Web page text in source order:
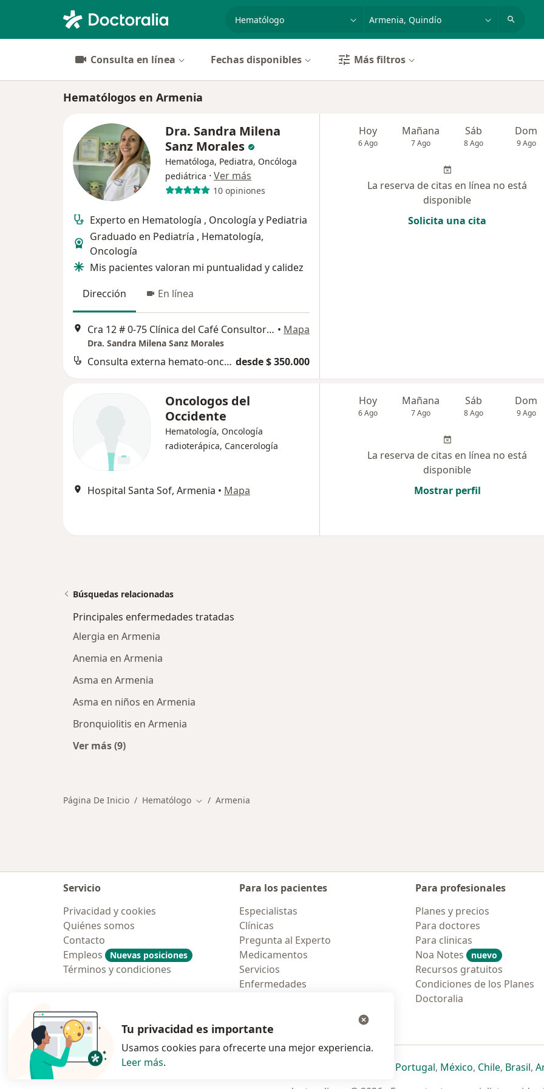
especialidad, enfermedad o nombre
Consulta en línea Fechas disponibles Más filtros
Hematólogos en Armenia
Dra. Sandra Milena
Sanz Morales
Hematóloga, Pediatra, Oncóloga
pediátrica · Ver más
10 opiniones
Experto en Hematología , Oncología y Pediatria
Graduado en Pediatría , Hematología,
Oncología
Mis pacientes valoran mi puntualidad y calidez
Dirección
En línea
Cra 12 # 0-75 Clínica del Café Consultorio 505, Armenia • Mapa
Dra. Sandra Milena Sanz Morales
Consulta externa hemato-oncología pediátrica desde $ 350.000
Hoy
6 Ago
Mañana
7 Ago
Sáb
8 Ago
Dom
9 Ago
La reserva de citas en línea no está
disponible
Solicita una cita
Oncologos del
Occidente
Hematología, Oncología
radioterápica, Cancerología
Hospital Santa Sof, Armenia • Mapa
Hoy
6 Ago
Mañana
7 Ago
Sáb
8 Ago
Dom
9 Ago
La reserva de citas en línea no está
disponible
Mostrar perfil
Búsquedas relacionadas
Principales enfermedades tratadas
Alergia en Armenia
Anemia en Armenia
Asma en Armenia
Asma en niños en Armenia
Bronquiolitis en Armenia
Ver más (9)
Página De Inicio Hematólogo Cambiar de ciudad
Armenia
Servicio
Privacidad y cookies
Quiénes somos
Contacto
Empleos
Nuevas posiciones
Términos y condiciones
Para los pacientes
Especialistas
Clínicas
Pregunta al Experto
Medicamentos
Servicios
Enfermedades
Para profesionales
Planes y precios
Para doctores
Para clinicas
Noa Notes
nuevo
Recursos gratuitos
Condiciones de los Planes
Doctoralia
Polska se abre en una nueva pestaña
se abre en una nueva pestaña
se abre en una nueva pestaña
se abre en una nueva pestaña
Portugalse abre en una nueva
, Méxicose abre en una
, Chilese abre
, Brasilse
,
Tu privacidad es importante
Usamos cookies para ofrecerte una mejor experiencia.
Leer más.